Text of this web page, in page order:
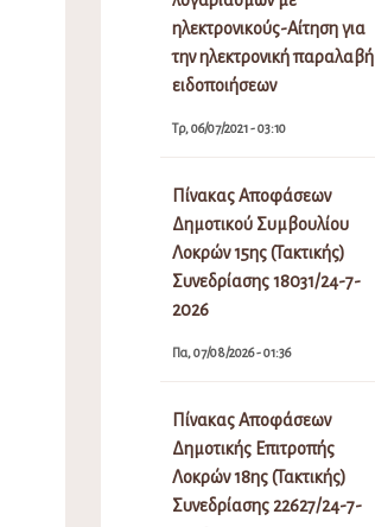
ηλεκτρονικούς-Αίτηση για
την ηλεκτρονική παραλαβή
ειδοποιήσεων
Τρ, 06/07/2021 - 03:10
Πίνακας Αποφάσεων
Δημοτικού Συμβουλίου
Λοκρών 15ης (Τακτικής)
Συνεδρίασης 18031/24-7-
2026
Πα, 07/08/2026 - 01:36
Πίνακας Αποφάσεων
Δημοτικής Επιτροπής
Λοκρών 18ης (Τακτικής)
Συνεδρίασης 22627/24-7-